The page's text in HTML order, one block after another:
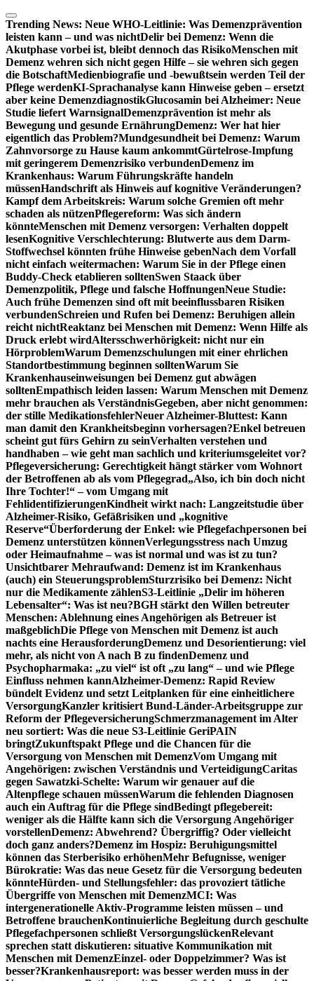
Zum
Inhalt
springen
Trending News: Neue WHO-Leitlinie: Was Demenzprävention
leisten kann – und was nichtDelir bei Demenz: Wenn die
Akutphase vorbei ist, bleibt dennoch das RisikoMenschen mit
Demenz wehren sich nicht gegen Hilfe – sie wehren sich gegen
die BotschaftMedienbiografie und -bewußtsein werden Teil der
Pflege werdenKI-Sprachanalyse kann Hinweise geben – ersetzt
aber keine DemenzdiagnostikGlucosamin bei Alzheimer: Neue
Studie liefert WarnsignalDemenzprävention ist mehr als
Bewegung und gesunde ErnährungDemenz: Wer hat hier
eigentlich das Problem?Mundgesundheit bei Demenz: Warum
Zahnvorsorge zu Hause kaum ankommtGürtelrose-Impfung
mit geringerem Demenzrisiko verbundenDemenz im
Krankenhaus: Warum Führungskräfte handeln
müssenHandschrift als Hinweis auf kognitive Veränderungen?
Kampf dem Arbeitskreis: Warum solche Gremien oft mehr
schaden als nützenPflegereform: Was sich ändern
könnteMenschen mit Demenz versorgen: Verhalten doppelt
lesenKognitive Verschlechterung: Blutwerte aus dem Darm-
Stoffwechsel könnten frühe Hinweise gebenNach dem Vorfall
nicht einfach weitermachen: Warum Sie in der Pflege einen
Buddy-Check etablieren solltenSwen Staack über
Demenzpolitik, Pflege und falsche HoffnungenNeue Studie:
Auch frühe Demenzen sind oft mit beeinflussbaren Risiken
verbundenSchreien und Rufen bei Demenz: Beruhigen allein
reicht nichtReaktanz bei Menschen mit Demenz: Wenn Hilfe als
Druck erlebt wirdAltersschwerhörigkeit: nicht nur ein
HörproblemWarum Demenzschulungen mit einer ehrlichen
Standortbestimmung beginnen solltenWarum Sie
Krankenhauseinweisungen bei Demenz gut abwägen
solltenEmpathisch leiden lassen: Warum Menschen mit Demenz
mehr brauchen als VerständnisGegeben, aber nicht genommen:
der stille MedikationsfehlerNeuer Alzheimer-Bluttest: Kann
man damit den Krankheitsbeginn vorhersagen?Enkel betreuen
scheint gut fürs Gehirn zu seinVerhalten verstehen und
handhaben – wie geht man sachlich und kriteriumsgeleitet vor?
Pflegeversicherung: Gerechtigkeit hängt stärker vom Wohnort
der Betroffenen ab als vom Pflegegrad„Also, ich bin doch nicht
Ihre Tochter!“ – vom Umgang mit
FehlidentifizierungenKindheit wirkt nach: Langzeitstudie über
Alzheimer-Risiko, Gefäßrisiken und „kognitive
Reserve“Überforderung der Enkel: wie Pflegefachpersonen bei
Demenz unterstützen könnenVerlegungsstress nach Umzug
oder Heimaufnahme – was ist normal und was ist zu tun?
Unsichtbarer Mehraufwand: Demenz ist im Krankenhaus
(auch) ein SteuerungsproblemSturzrisiko bei Demenz: Nicht
nur die Medikamente zählenS3-Leitlinie „Delir im höheren
Lebensalter“: Was ist neu?BGH stärkt den Willen betreuter
Menschen: Ablehnung eines Angehörigen als Betreuer ist
maßgeblichDie Pflege von Menschen mit Demenz ist auch
nachts eine HerausforderungDemenz und Desorientierung: viel
mehr, als nicht von A nach B zu findenDemenz und
Psychopharmaka: „zu viel“ ist oft „zu lang“ – und wie Pflege
Einfluss nehmen kannAlzheimer-Demenz: Rapid Review
bündelt Evidenz und setzt Leitplanken für eine einheitlichere
VersorgungKanzler kritisiert Bund-Länder-Arbeitsgruppe zur
Reform der PflegeversicherungSchmerzmanagement im Alter
neu sortiert: Was die neue S3-Leitlinie GeriPAIN
bringtZukunftspakt Pflege und die Chancen für die
Versorgung von Menschen mit DemenzVom Umgang mit
Angehörigen: zwischen Verständnis und VerteidigungCaritas
gegen Sawatzki-Schelte: Warum wir genauer auf die
Altenpflege schauen müssenWarum die fehlenden Diagnosen
auch ein Auftrag für die Pflege sindBedingt pflegebereit:
weniger als die Hälfte kann sich die Versorgung Angehöriger
vorstellenDemenz: Abwehrend? Übergriffig? Oder vielleicht
doch ganz anders?Demenz im Hospiz: Beruhigungsmittel
können das Sterberisiko erhöhenMehr Befugnisse, weniger
Bürokratie: Was das neue Gesetz für die Versorgung bedeuten
könnteHürden- und Stellungsfehler: das provoziert tätliche
Übergriffe von Menschen mit DemenzMCI: Was
intergenerationelle Aktiv-Programme leisten müssen – und
Betroffene brauchenKontinuierliche Begleitung durch geschulte
Pflegefachpersonen schließt VersorgungslückenRelevant
sprechen statt diskutieren: situative Kommunikation mit
Menschen mit DemenzEinzel- oder Doppelzimmer? Was ist
besser?Krankenhausreport: was besser werden muss in der